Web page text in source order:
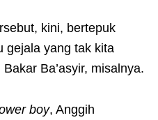
kini, bertepuk
yang tak kita
Ba’asyir, misalnya.
boy, Anggih